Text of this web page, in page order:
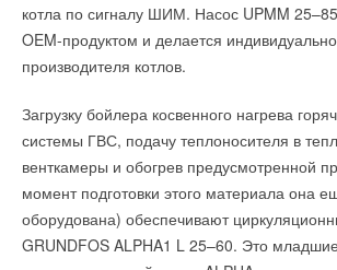
котла по сигналу ШИМ. Насос UPMM
OEM-продуктом и делается
производителя котлов.
Загрузку бойлера косвенного нагрева
системы ГВС, подачу теплоносителя в
венткамеры и обогрев предусмотренной
момент подготовки этого материала она
оборудована) обеспечивают
GRUNDFOS ALPHA1 L 25–60. Это